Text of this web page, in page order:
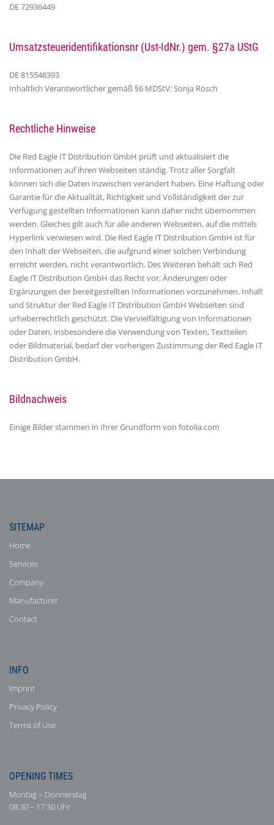
DE 72936449
Umsatzsteueridentifikationsnr (Ust-IdNr.) gem. §27a UStG
DE 815548393
Inhaltlich Verantwortlicher gemäß §6 MDStV: Sonja Rösch
Rechtliche Hinweise
Die Red Eagle IT Distribution GmbH prüft und aktualisiert die
Informationen auf ihren Webseiten ständig. Trotz aller Sorgfalt
können sich die Daten inzwischen verändert haben. Eine Haftung oder
Garantie für die Aktualität, Richtigkeit und Vollständigkeit der zur
Verfügung gestellten Informationen kann daher nicht übernommen
werden. Gleiches gilt auch für alle anderen Webseiten, auf die mittels
Hyperlink verwiesen wird. Die Red Eagle IT Distribution GmbH ist für
den Inhalt der Webseiten, die aufgrund einer solchen Verbindung
erreicht werden, nicht verantwortlich. Des Weiteren behält sich Red
Eagle IT Distribution GmbH das Recht vor, Änderungen oder
Ergänzungen der bereitgestellten Informationen vorzunehmen. Inhalt
und Struktur der Red Eagle IT Distribution GmbH Webseiten sind
urheberrechtlich geschützt. Die Vervielfältigung von Informationen
oder Daten, insbesondere die Verwendung von Texten, Textteilen
oder Bildmaterial, bedarf der vorherigen Zustimmung der Red Eagle IT
Distribution GmbH.
Bildnachweis
Einige Bilder stammen in Ihrer Grundform von fotolia.com
SITEMAP
Home
Services
Company
Manufacturer
Contact
INFO
Imprint
Privacy Policy
Terms of Use
OPENING TIMES
Montag – Donnerstag
08:30 – 17:30 Uhr